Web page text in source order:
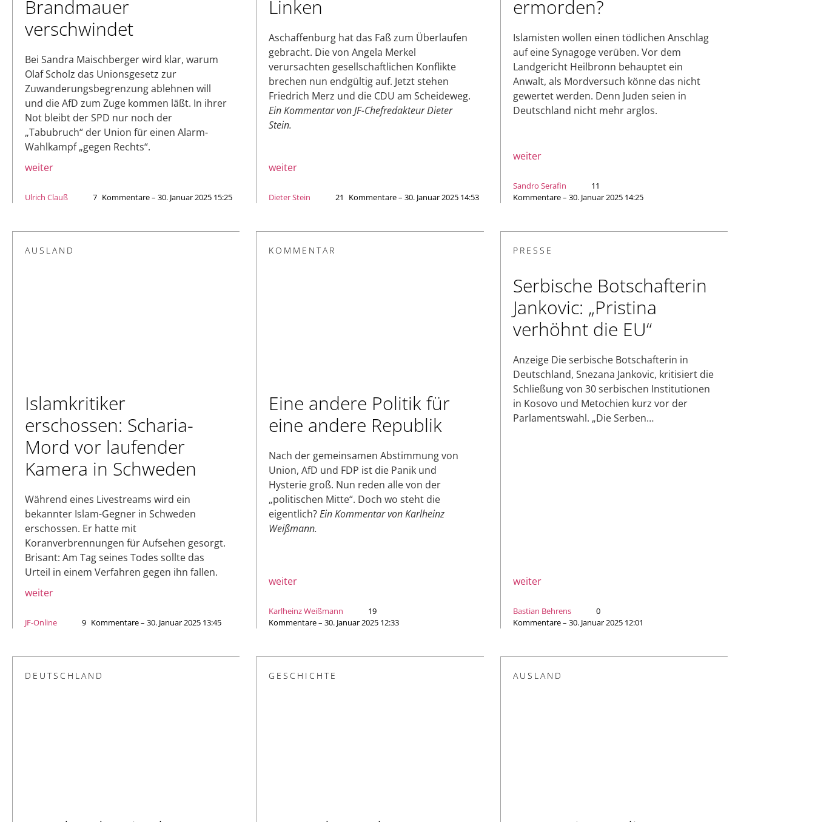
Brandmauer
verschwindet
Bei Sandra Maischberger wird klar, warum
Olaf Scholz das Unionsgesetz zur
Zuwanderungsbegrenzung ablehnen will
und die AfD zum Zuge kommen läßt. In ihrer
Not bleibt der SPD nur noch der
„Tabubruch“ der Union für einen Alarm-
Wahlkampf „gegen Rechts“.
weiter
Ulrich Clauß 7 Kommentare – 30. Januar 2025 15:25
Linken
Aschaffenburg hat das Faß zum Überlaufen
gebracht. Die von Angela Merkel
verursachten gesellschaftlichen Konflikte
brechen nun endgültig auf. Jetzt stehen
Friedrich Merz und die CDU am Scheideweg.
Ein Kommentar von JF-Chefredakteur Dieter
Stein.
weiter
Dieter Stein 21 Kommentare – 30. Januar 2025 14:53
ermorden?
Islamisten wollen einen tödlichen Anschlag
auf eine Synagoge verüben. Vor dem
Landgericht Heilbronn behauptet ein
Anwalt, als Mordversuch könne das nicht
gewertet werden. Denn Juden seien in
Deutschland nicht mehr arglos.
weiter
Sandro Serafin
11
Kommentare – 30. Januar 2025 14:25
AUSLAND
Islamkritiker
erschossen: Scharia-
Mord vor laufender
Kamera in Schweden
Während eines Livestreams wird ein
bekannter Islam-Gegner in Schweden
erschossen. Er hatte mit
Koranverbrennungen für Aufsehen gesorgt.
Brisant: Am Tag seines Todes sollte das
Urteil in einem Verfahren gegen ihn fallen.
weiter
JF-Online 9 Kommentare – 30. Januar 2025 13:45
KOMMENTAR
Eine andere Politik für
eine andere Republik
Nach der gemeinsamen Abstimmung von
Union, AfD und FDP ist die Panik und
Hysterie groß. Nun reden alle von der
„politischen Mitte“. Doch wo steht die
eigentlich?Ein Kommentar von Karlheinz
Weißmann.
weiter
Karlheinz Weißmann
19
Kommentare – 30. Januar 2025 12:33
PRESSE
Serbische Botschafterin
Jankovic: „Pristina
verhöhnt die EU“
Anzeige Die serbische Botschafterin in
Deutschland, Snezana Jankovic, kritisiert die
Schließung von 30 serbischen Institutionen
in Kosovo und Metochien kurz vor der
Parlamentswahl. „Die Serben…
weiter
Bastian Behrens
0
Kommentare – 30. Januar 2025 12:01
DEUTSCHLAND GESCHICHTE AUSLAND